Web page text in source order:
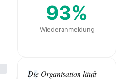
93%
Wiederanmeldung
Die Organisation läuft